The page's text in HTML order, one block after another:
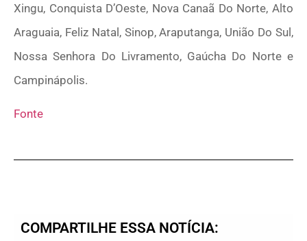
Xingu, Conquista D’Oeste, Nova Canaã Do Norte, Alto
Araguaia, Feliz Natal, Sinop, Araputanga, União Do Sul,
Nossa Senhora Do Livramento, Gaúcha Do Norte e
Campinápolis.
Fonte
COMPARTILHE ESSA NOTÍCIA: